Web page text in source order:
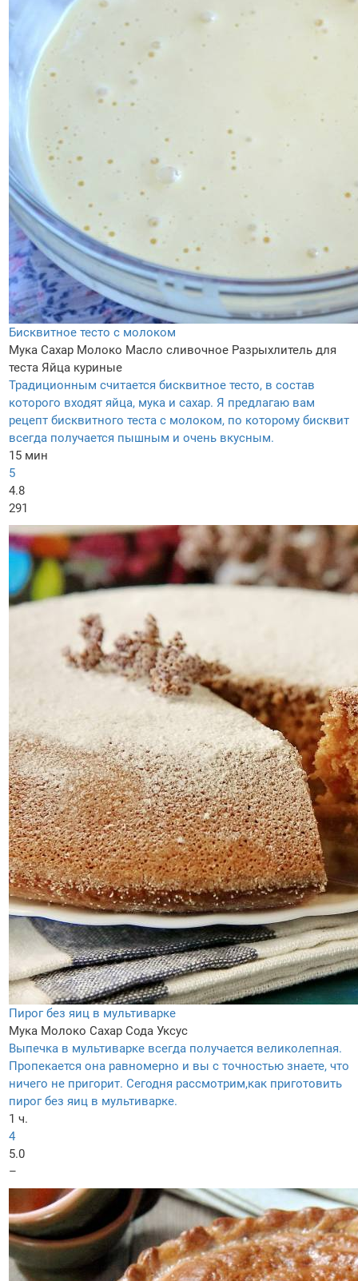
Бисквитное тесто с молоком
Мука Сахар Молоко Масло сливочное Разрыхлитель для
теста Яйца куриные
Традиционным считается бисквитное тесто, в состав
которого входят яйца, мука и сахар. Я предлагаю вам
рецепт бисквитного теста с молоком, по которому бисквит
всегда получается пышным и очень вкусным.
15 мин
5
4.8
291
Пирог без яиц в мультиварке
Мука Молоко Сахар Сода Уксус
Выпечка в мультиварке всегда получается великолепная.
Пропекается она равномерно и вы с точностью знаете, что
ничего не пригорит. Сегодня рассмотрим,как приготовить
пирог без яиц в мультиварке.
1 ч.
4
5.0
–